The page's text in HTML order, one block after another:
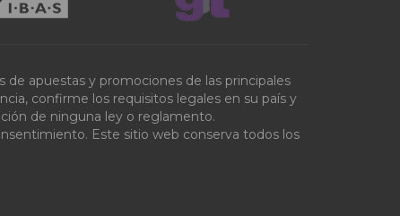
apuestas y promociones de las principales
confirme los requisitos legales en su país y
de ninguna ley o reglamento.
Este sitio web conserva todos los